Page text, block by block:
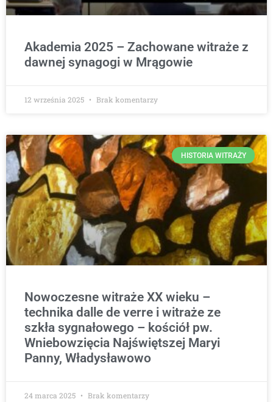
Akademia 2025 – Zachowane witraże z
dawnej synagogi w Mrągowie
12 września 2025 Brak komentarzy
HISTORIA WITRAŻY
Nowoczesne witraże XX wieku –
technika dalle de verre i witraże ze
szkła sygnałowego – kościół pw.
Wniebowzięcia Najświętszej Maryi
Panny, Władysławowo
24 marca 2025 Brak komentarzy